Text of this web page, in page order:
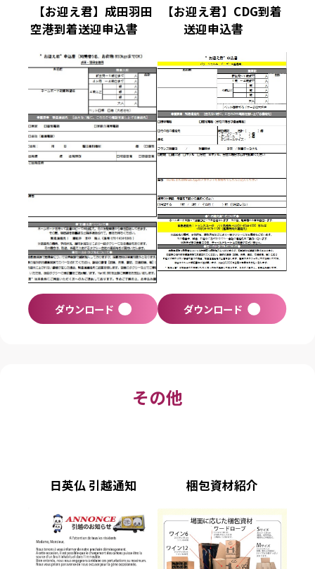
【お迎え君】成田羽田
空港到着送迎申込書
ダウンロード
【お迎え君】CDG到着
送迎申込書
ダウンロード
その他
日英仏 引越通知 梱包資材紹介